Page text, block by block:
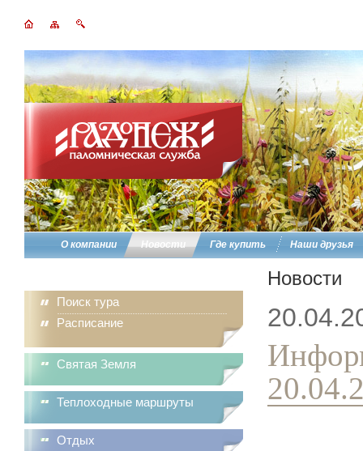
О компании Новости Где купить Наши друзья
Поиск тура
Расписание
Святая Земля
Теплоходные маршруты
Отдых
Новости